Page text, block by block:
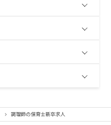
調理師の保育士新卒求人